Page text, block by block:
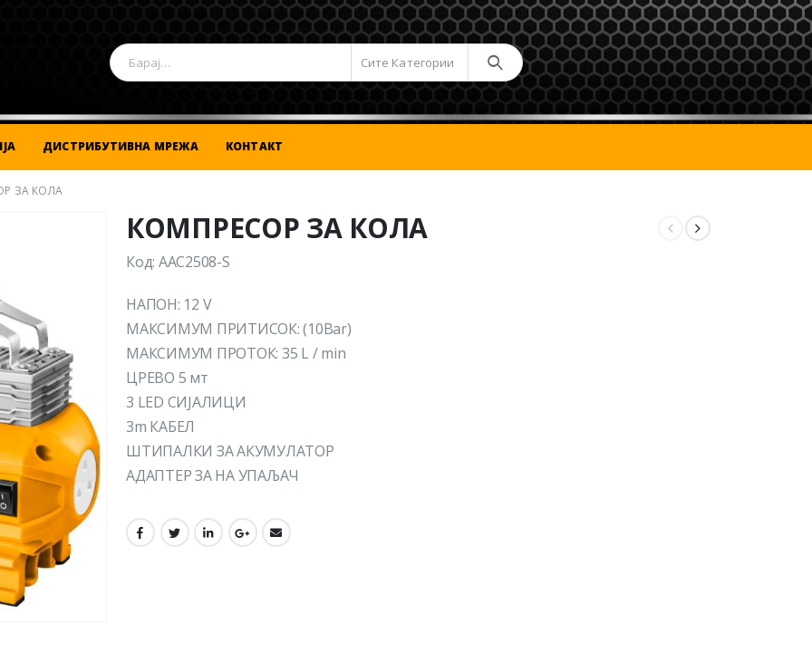
Сите Категории
ДИСТРИБУТИВНА МРЕЖА КОНТАКТ
ЗА КОЛА
КОМПРЕСОР ЗА КОЛА
Код: AAC2508-S
НАПОН: 12 V
МАКСИМУМ ПРИТИСОК: (10Bar)
МАКСИМУМ ПРОТОК: 35 L / min
ЦРЕВО 5 мт
3 LED СИЈАЛИЦИ
3m КАБЕЛ
ШТИПАЛКИ ЗА АКУМУЛАТОР
АДАПТЕР ЗА НА УПАЉАЧ